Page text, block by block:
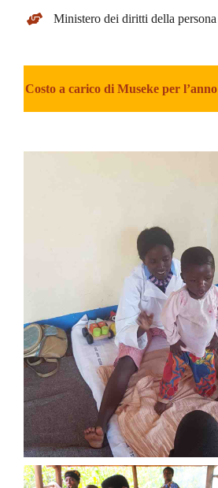
Ministero dei diritti della
Costo a carico di Museke per